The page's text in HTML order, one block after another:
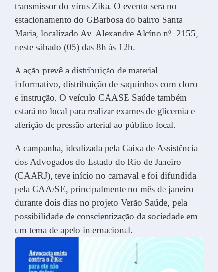
transmissor do vírus Zika. O evento será no
estacionamento do GBarbosa do bairro Santa
Maria, localizado Av. Alexandre Alcíno nº. 2155,
neste sábado (05) das 8h às 12h.
A ação prevê a distribuição de material
informativo, distribuição de saquinhos com cloro
e instrução. O veículo CAASE Saúde também
estará no local para realizar exames de glicemia e
aferição de pressão arterial ao público local.
A campanha, idealizada pela Caixa de Assistência
dos Advogados do Estado do Rio de Janeiro
(CAARJ), teve início no carnaval e foi difundida
pela CAA/SE, principalmente no mês de janeiro
durante dois dias no projeto Verão Saúde, pela
possibilidade de conscientização da sociedade em
um tema de apelo internacional.